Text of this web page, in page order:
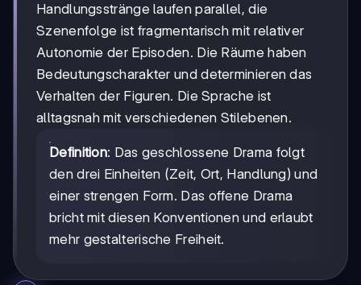
Handlungsstränge laufen parallel, die
Szenenfolge ist fragmentarisch mit relativer
Autonomie der Episoden. Die Räume haben
Bedeutungscharakter und determinieren das
Verhalten der Figuren. Die Sprache ist
alltagsnah mit verschiedenen Stilebenen.
Definition: Das geschlossene Drama folgt
den drei Einheiten (Zeit, Ort, Handlung) und
einer strengen Form. Das offene Drama
bricht mit diesen Konventionen und erlaubt
mehr gestalterische Freiheit.